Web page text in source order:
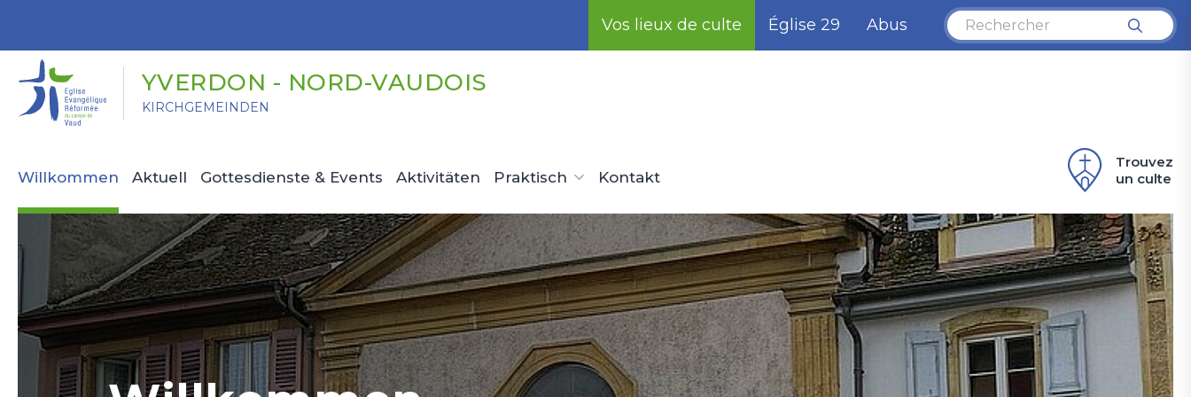
Vos lieux de culte Église 29 Abus
YVERDON - NORD-VAUDOIS
KIRCHGEMEINDEN
Willkommen Aktuell Gottesdienste & Events Aktivitäten Praktisch Kontakt
Trouvez
un culte
Kindergottesdienst